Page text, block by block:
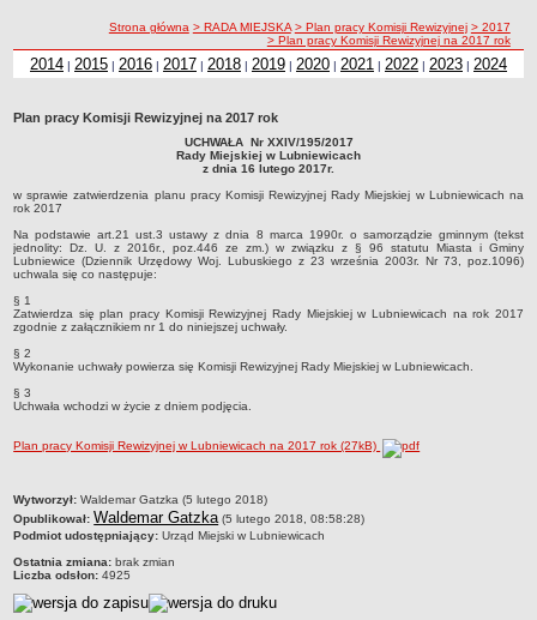
Lokalizacja
Zadania publiczne
Sołectwa
Współpraca zagraniczna
AKTUALNOŚCI I OBWIESZCZENIA
Aktualności
Obwieszczenia, ogłoszenia i komunikaty
Drogi
Rozkłady jazdy autobusów
Wodociągi - ocena jakości wody
Ogłoszenia o konkursach
URZĄD MIEJSKI
Dane adresowe
Burmistrz Lubniewic
Zastępca Burmistrza Lubniewic
ścieżka nawigacji
Strona główna > RADA MIEJSKA > Plan pracy Komisji Rewizyjnej > 2017
> Plan pracy Komisji Rewizyjnej na 2017 rok
2014 | 2015 | 2016 | 2017 | 2018 | 2019 | 2020 | 2021 | 2022 | 2023 | 2024
Plan pracy Komisji Rewizyjnej na 2017 rok
UCHWAŁA Nr XXIV/195/2017
Rady Miejskiej w Lubniewicach
z dnia 16 lutego 2017r.
w sprawie zatwierdzenia planu pracy Komisji Rewizyjnej Rady Miejskiej w Lubniewicach na
rok 2017
Na podstawie art.21 ust.3 ustawy z dnia 8 marca 1990r. o samorządzie gminnym (tekst
jednolity: Dz. U. z 2016r., poz.446 ze zm.) w związku z § 96 statutu Miasta i Gminy
Lubniewice (Dziennik Urzędowy Woj. Lubuskiego z 23 września 2003r. Nr 73, poz.1096)
uchwala się co następuje:
§ 1
Zatwierdza się plan pracy Komisji Rewizyjnej Rady Miejskiej w Lubniewicach na rok 2017
zgodnie z załącznikiem nr 1 do niniejszej uchwały.
§ 2
Wykonanie uchwały powierza się Komisji Rewizyjnej Rady Miejskiej w Lubniewicach.
§ 3
Uchwała wchodzi w życie z dniem podjęcia.
Plan pracy Komisji Rewizyjnej w Lubniewicach na 2017 rok (27kB)
metryczka
Wytworzył: Waldemar Gatzka (5 lutego 2018)
Opublikował: Waldemar Gatzka(5 lutego 2018, 08:58:28)
Podmiot udostępniający: Urząd Miejski w Lubniewicach
Ostatnia zmiana: brak zmian
Liczba odsłon: 4925